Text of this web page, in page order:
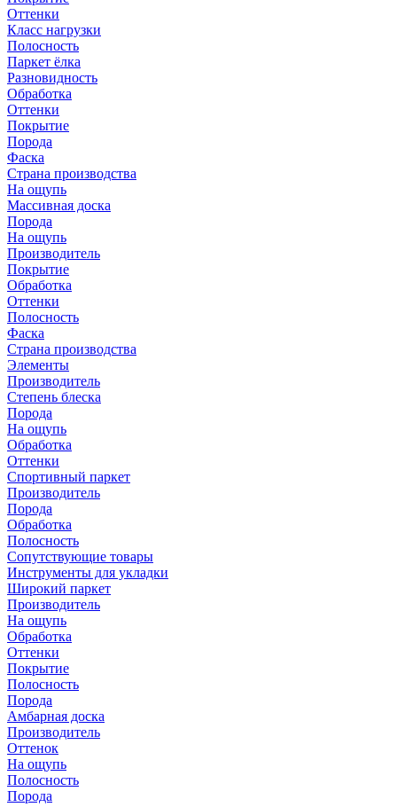
Оттенки
Класс нагрузки
Полосность
Паркет ёлка
Разновидность
Обработка
Оттенки
Покрытие
Порода
Фаска
Страна производства
На ощупь
Массивная доска
Порода
На ощупь
Производитель
Покрытие
Обработка
Оттенки
Полосность
Фаска
Страна производства
Элементы
Производитель
Степень блеска
Порода
На ощупь
Обработка
Оттенки
Спортивный паркет
Производитель
Порода
Обработка
Полосность
Сопутствующие товары
Инструменты для укладки
Широкий паркет
Производитель
На ощупь
Обработка
Оттенки
Покрытие
Полосность
Порода
Амбарная доска
Производитель
Оттенок
На ощупь
Полосность
Порода